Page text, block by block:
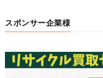
スポンサー企業様